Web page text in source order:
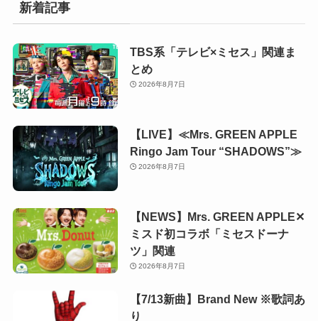
新着記事
TBS系「テレビ×ミセス」関連ま
とめ
2026年8月7日
【LIVE】≪Mrs. GREEN APPLE
Ringo Jam Tour “SHADOWS”≫
2026年8月7日
【NEWS】Mrs. GREEN APPLE✕
ミスド初コラボ「ミセスドーナ
ツ」関連
2026年8月7日
【7/13新曲】Brand New ※歌詞あ
り